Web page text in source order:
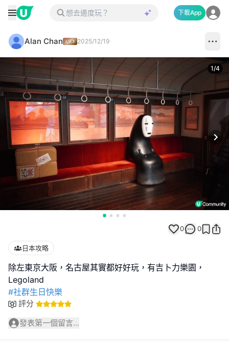
下載App
Alan Chan 2025/12/19
1/4
0 0
日本攻略
除左東京大阪，名古屋其實都好好玩，有吉卜力樂園，
#社群生日快樂
評分
發表第一個留言...